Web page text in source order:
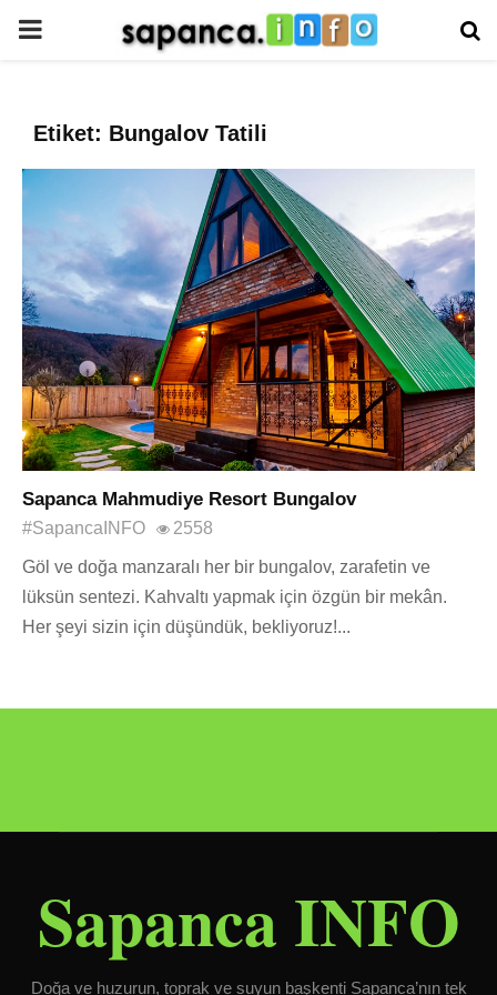
PRIMARY
Etiket: Bungalov Tatili
Sapanca Mahmudiye Resort Bungalov
#SapancaINFO 2558
Göl ve doğa manzaralı her bir bungalov, zarafetin ve
lüksün sentezi. Kahvaltı yapmak için özgün bir mekân.
Her şeyi sizin için düşündük, bekliyoruz!...
Sapanca INFO
Doğa ve huzurun, toprak ve suyun başkenti Sapanca’nın tek